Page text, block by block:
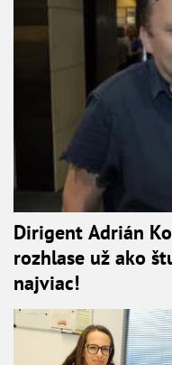
Dirigent Adrián
rozhlase už ako
najviac!